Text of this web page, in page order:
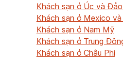
Khách sạn ở Úc và
Khách sạn ở Mexico
Khách sạn ở Nam Mỹ
Khách sạn ở Trung
Khách sạn ở Châu Phi